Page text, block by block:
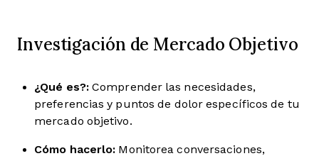
Investigación de Mercado Objetivo
¿Qué es?: Comprender las necesidades,
preferencias y puntos de dolor específicos de tu
mercado objetivo.
Cómo hacerlo: Monitorea conversaciones,